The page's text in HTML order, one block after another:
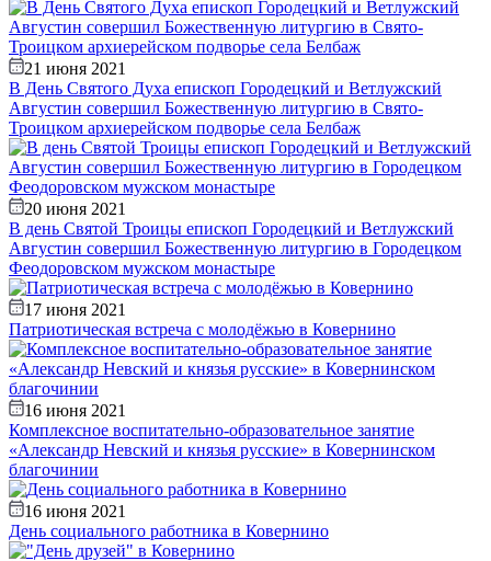
21 июня 2021
В День Святого Духа епископ Городецкий и Ветлужский
Августин совершил Божественную литургию в Свято-
Троицком архиерейском подворье села Белбаж
20 июня 2021
В день Святой Троицы епископ Городецкий и Ветлужский
Августин совершил Божественную литургию в Городецком
Феодоровском мужском монастыре
17 июня 2021
Патриотическая встреча с молодёжью в Ковернино
16 июня 2021
Комплексное воспитательно-образовательное занятие
«Александр Невский и князья русские» в Ковернинском
благочинии
16 июня 2021
День социального работника в Ковернино